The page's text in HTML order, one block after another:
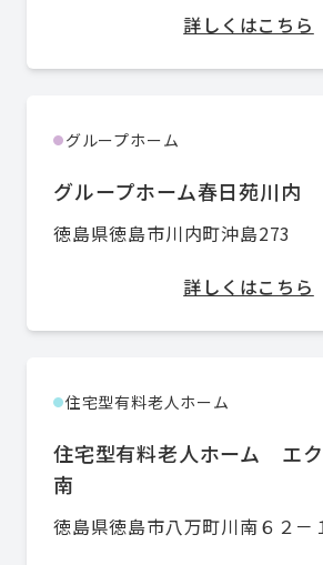
詳しくはこちら
● グループホーム
グループホーム春日苑川内
徳島県徳島市川内町沖島273
詳しくはこちら
●住宅型有料老人ホーム
住宅型有料老人ホーム エ
南
徳島県徳島市八万町川南６２－